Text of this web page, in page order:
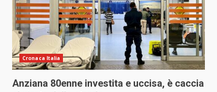
Cronaca Italia
Anziana 80enne investita e uccisa, è caccia